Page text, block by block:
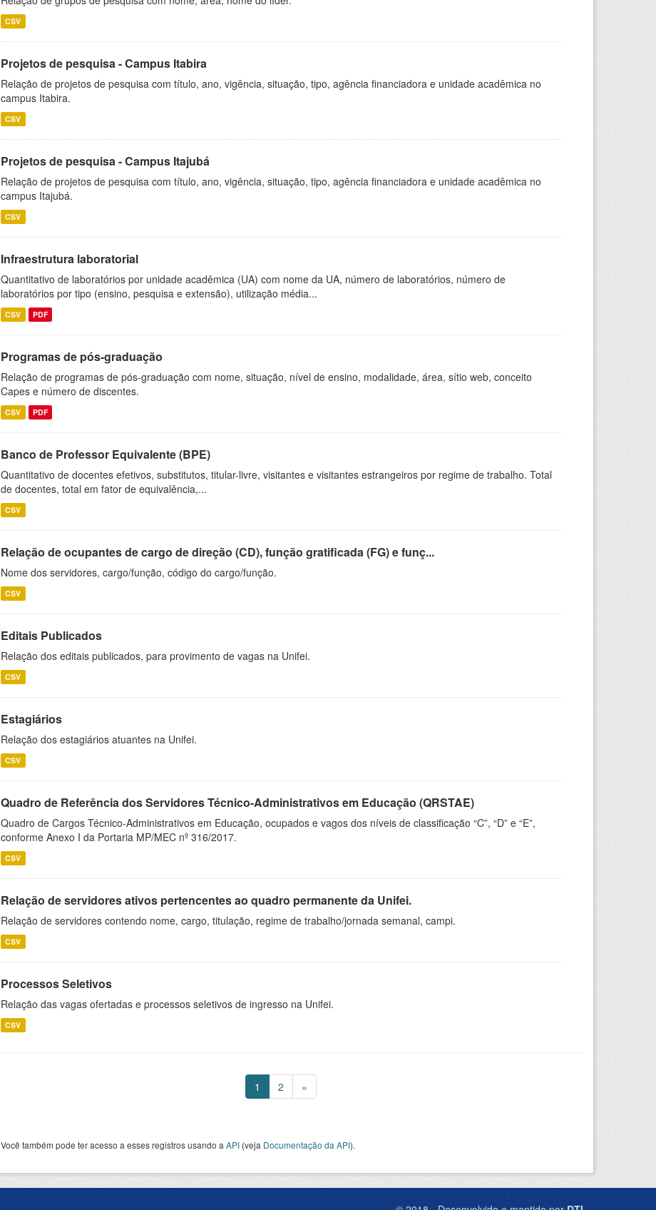
CSV
Projetos de pesquisa - Campus Itabira
Relação de projetos de pesquisa com título, ano, vigência, situação, tipo, agência financiadora e unidade acadêmica no
campus Itabira.
CSV
Projetos de pesquisa - Campus Itajubá
Relação de projetos de pesquisa com título, ano, vigência, situação, tipo, agência financiadora e unidade acadêmica no
campus Itajubá.
CSV
Infraestrutura laboratorial
Quantitativo de laboratórios por unidade acadêmica (UA) com nome da UA, número de laboratórios, número de
laboratórios por tipo (ensino, pesquisa e extensão), utilização média...
CSV PDF
Programas de pós-graduação
Relação de programas de pós-graduação com nome, situação, nível de ensino, modalidade, área, sítio web, conceito
Capes e número de discentes.
CSV PDF
Banco de Professor Equivalente (BPE)
Quantitativo de docentes efetivos, substitutos, titular-livre, visitantes e visitantes estrangeiros por regime de trabalho. Total
de docentes, total em fator de equivalência,...
CSV
Relação de ocupantes de cargo de direção (CD), função gratificada (FG) e funç...
Nome dos servidores, cargo/função, código do cargo/função.
CSV
Editais Publicados
Relação dos editais publicados, para provimento de vagas na Unifei.
CSV
Estagiários
Relação dos estagiários atuantes na Unifei.
CSV
Quadro de Referência dos Servidores Técnico-Administrativos em Educação (QRSTAE)
Quadro de Cargos Técnico-Administrativos em Educação, ocupados e vagos dos níveis de classificação “C”, “D” e “E”,
conforme Anexo I da Portaria MP/MEC nº 316/2017.
CSV
Relação de servidores ativos pertencentes ao quadro permanente da Unifei.
Relação de servidores contendo nome, cargo, titulação, regime de trabalho/jornada semanal, campi.
CSV
Processos Seletivos
Relação das vagas ofertadas e processos seletivos de ingresso na Unifei.
CSV
1 2 »
Você também pode ter acesso a esses registros usando a API (veja Documentação da API).